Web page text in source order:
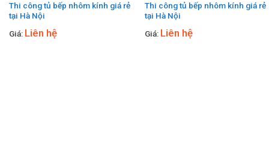
Thi công tủ bếp nhôm kính giá rẻ
tại Hà Nội
Giá: Liên hệ
Thi công tủ bếp nhôm kính giá rẻ
tại Hà Nội
Giá: Liên hệ